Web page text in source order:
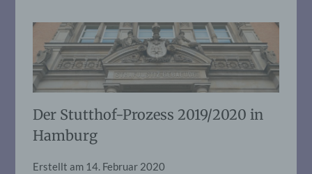
Der Stutthof-Prozess 2019/2020 in
Hamburg
Erstellt am 14. Februar 2020